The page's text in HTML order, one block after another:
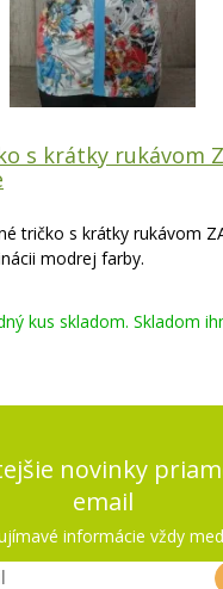
s krátky rukávom
tričko s krátky rukávom
modrej farby.
kus skladom. Skladom
novinky
email
informácie vždy